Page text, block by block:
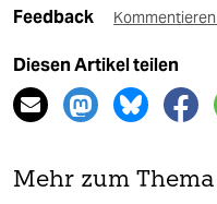
Feedback Kommentieren
Diesen Artikel teilen
Mehr zum Thema